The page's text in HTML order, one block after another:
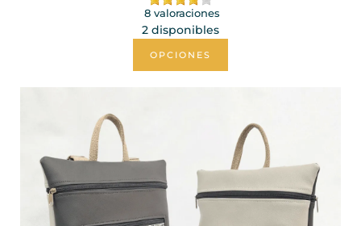
8 valoraciones
2 disponibles
OPCIONES